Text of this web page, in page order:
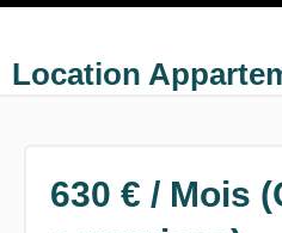
Location
630 € / Mois